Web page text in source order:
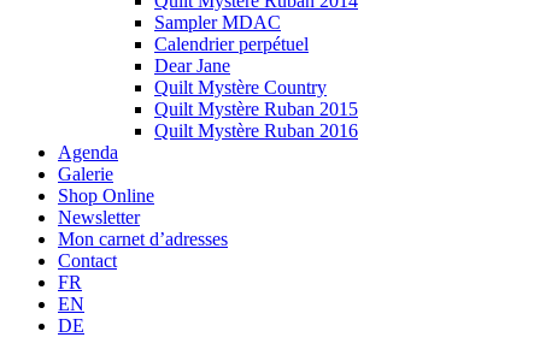
Sampler MDAC
Calendrier perpétuel
Dear Jane
Quilt Mystère Country
Quilt Mystère Ruban 2015
Quilt Mystère Ruban 2016
Agenda
Galerie
Shop Online
Newsletter
Mon carnet d’adresses
Contact
FR
EN
DE